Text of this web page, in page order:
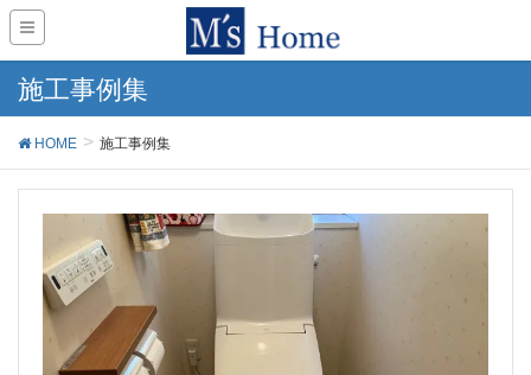
施工事例集
HOME 施工事例集